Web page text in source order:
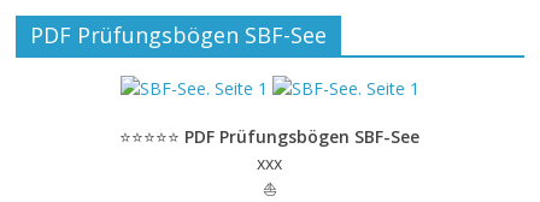
PDF Prüfungsbögen SBF-See
⭐⭐⭐⭐⭐ PDF Prüfungsbögen SBF-See
xxx
⛵